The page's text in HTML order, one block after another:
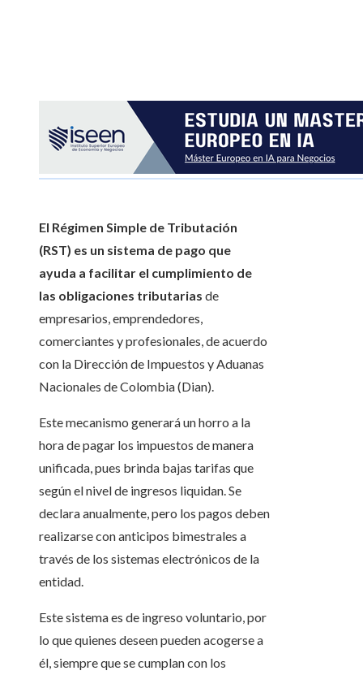
El Régimen Simple de Tributación
(RST) es un sistema de pago que
ayuda a facilitar el cumplimiento de
las obligaciones tributarias de
empresarios, emprendedores,
comerciantes y profesionales, de acuerdo
con la Dirección de Impuestos y Aduanas
Nacionales de Colombia (Dian).
Este mecanismo generará un horro a la
hora de pagar los impuestos de manera
unificada, pues brinda bajas tarifas que
según el nivel de ingresos liquidan. Se
declara anualmente, pero los pagos deben
realizarse con anticipos bimestrales a
través de los sistemas electrónicos de la
entidad.
Este sistema es de ingreso voluntario, por
lo que quienes deseen pueden acogerse a
él, siempre que se cumplan con los